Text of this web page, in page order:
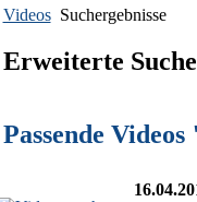
Videos Suchergebnisse
Erweiterte
Passende